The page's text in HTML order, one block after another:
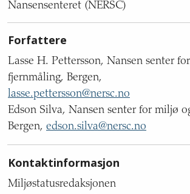
Nansensenteret (NERSC)
Forfattere
Lasse H. Pettersson, Nansen senter
fjernmåling, Bergen,
lasse.pettersson@nersc.no
Edson Silva, Nansen senter for miljø
Bergen, edson.silva@nersc.no
Kontaktinformasjon
Miljøstatusredaksjonen